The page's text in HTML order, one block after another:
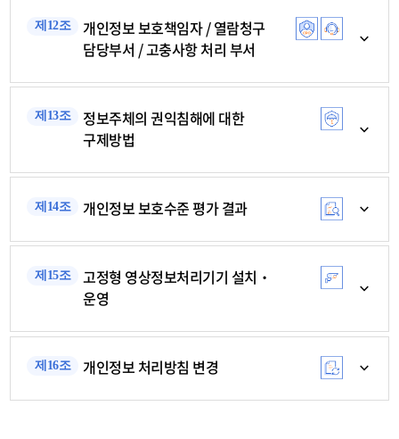
제12조
개인정보 보호책임자 / 열람청구
담당부서 / 고충사항 처리 부서
제13조
정보주체의 권익침해에 대한
구제방법
제14조 개인정보 보호수준 평가 결과
제15조
고정형 영상정보처리기기 설치‧
운영
제16조 개인정보 처리방침 변경